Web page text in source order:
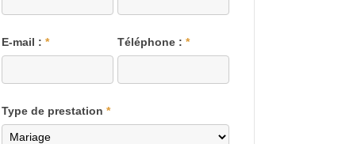
E-mail : * Téléphone :*
Type de prestation *